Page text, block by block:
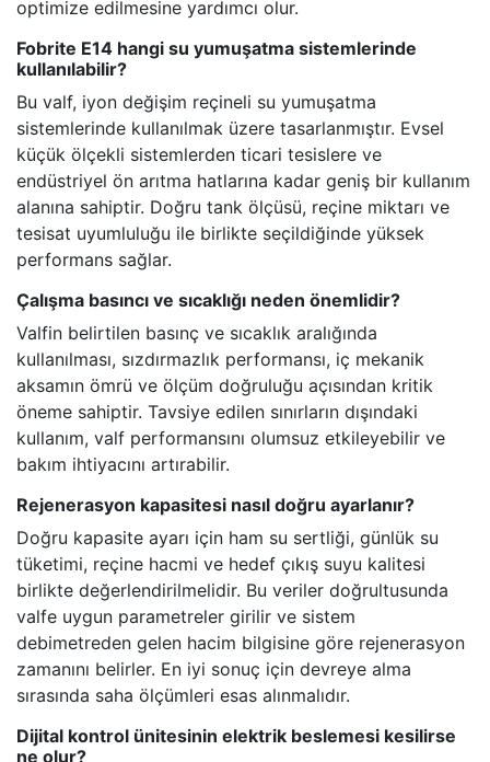
optimize edilmesine yardımcı olur.
Fobrite E14 hangi su yumuşatma sistemlerinde
kullanılabilir?
Bu valf, iyon değişim reçineli su yumuşatma
sistemlerinde kullanılmak üzere tasarlanmıştır. Evsel
küçük ölçekli sistemlerden ticari tesislere ve
endüstriyel ön arıtma hatlarına kadar geniş bir kullanım
alanına sahiptir. Doğru tank ölçüsü, reçine miktarı ve
tesisat uyumluluğu ile birlikte seçildiğinde yüksek
performans sağlar.
Çalışma basıncı ve sıcaklığı neden önemlidir?
Valfin belirtilen basınç ve sıcaklık aralığında
kullanılması, sızdırmazlık performansı, iç mekanik
aksamın ömrü ve ölçüm doğruluğu açısından kritik
öneme sahiptir. Tavsiye edilen sınırların dışındaki
kullanım, valf performansını olumsuz etkileyebilir ve
bakım ihtiyacını artırabilir.
Rejenerasyon kapasitesi nasıl doğru ayarlanır?
Doğru kapasite ayarı için ham su sertliği, günlük su
tüketimi, reçine hacmi ve hedef çıkış suyu kalitesi
birlikte değerlendirilmelidir. Bu veriler doğrultusunda
valfe uygun parametreler girilir ve sistem
debimetreden gelen hacim bilgisine göre rejenerasyon
zamanını belirler. En iyi sonuç için devreye alma
sırasında saha ölçümleri esas alınmalıdır.
Dijital kontrol ünitesinin elektrik beslemesi kesilirse
ne olur?